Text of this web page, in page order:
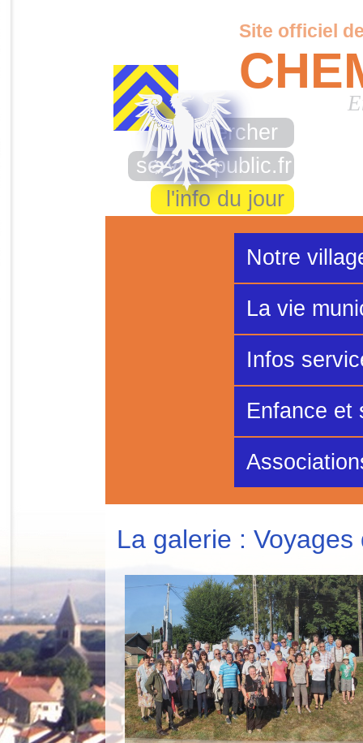
Site officiel
rechercher
service-public.fr
l'info du jour
Notre
La vie
Infos
Enfance et
La galerie :